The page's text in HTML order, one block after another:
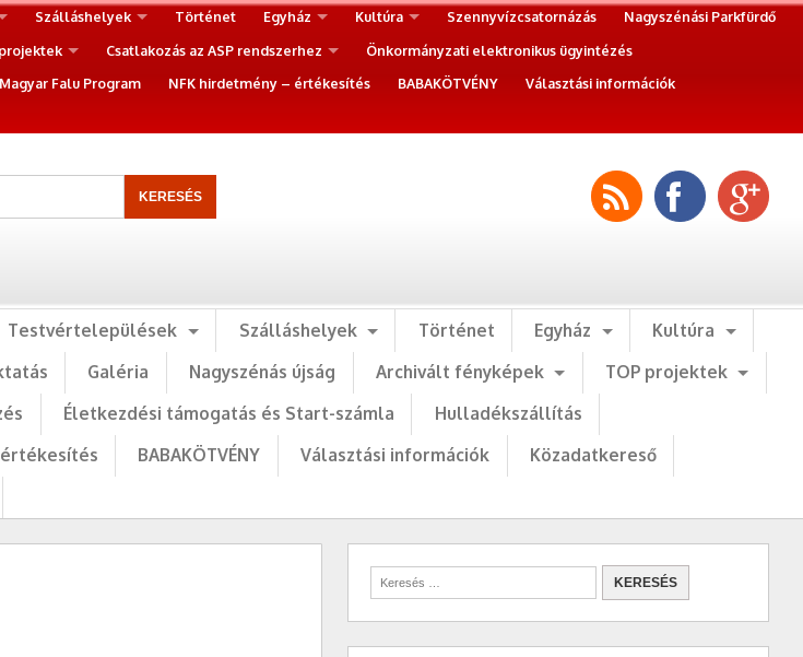
Szálláshelyek Történet Egyház Kultúra Szennyvízcsatornázás
Nagyszénási Parkfürdő
Csatlakozás az ASP rendszerhez
Önkormányzati elektronikus ügyintézés
Magyar Falu Program NFK hirdetmény – értékesítés BABAKÖTVÉNY
Választási információk
Testvértelepülések Szálláshelyek Történet Egyház
Kultúra
Galéria Nagyszénás újság Archivált fényképek
TOP projektek
Életkezdési támogatás és Start-számla
Hulladékszállítás
értékesítés BABAKÖTVÉNY Választási információk
Közadatkereső